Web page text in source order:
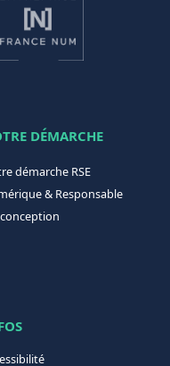
DÉMARCHE
démarche RSE
& Responsable